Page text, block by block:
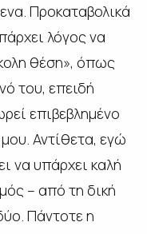
Προκαταβολικά
λόγος να
θέση», όπως
του, επειδή
επιβεβλημένο
Αντίθετα, εγώ
να υπάρχει καλή
– από τη δική
Πάντοτε η